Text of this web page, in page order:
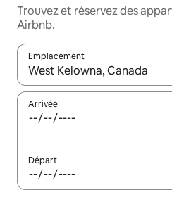
Trouvez et réservez des
Airbnb.
Emplacement
Quand les résultats sont
Arrivée
Départ